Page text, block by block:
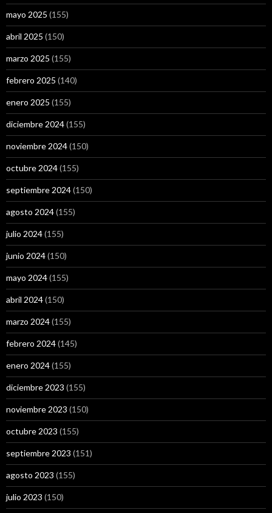
mayo 2025 (155)
abril 2025 (150)
marzo 2025 (155)
febrero 2025 (140)
enero 2025 (155)
diciembre 2024(155)
noviembre 2024(150)
octubre 2024(155)
septiembre 2024(150)
agosto 2024(155)
julio 2024(155)
junio 2024(150)
mayo 2024(155)
abril 2024(150)
marzo 2024(155)
febrero 2024(145)
enero 2024(155)
diciembre 2023 (155)
noviembre 2023 (150)
octubre 2023 (155)
septiembre 2023 (151)
agosto 2023 (155)
julio 2023 (150)